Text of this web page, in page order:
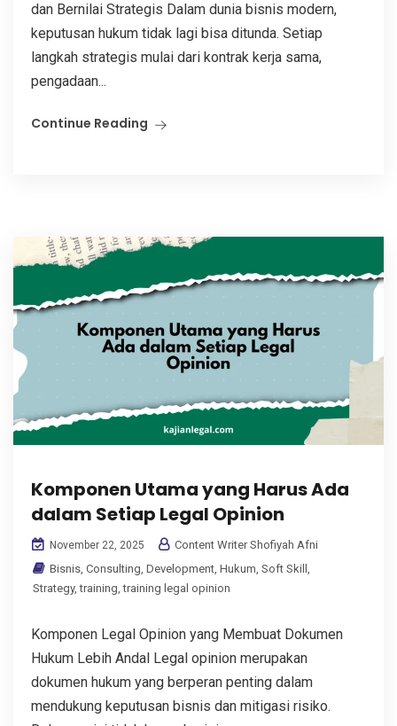
dan Bernilai Strategis Dalam dunia bisnis modern,
keputusan hukum tidak lagi bisa ditunda. Setiap
langkah strategis mulai dari kontrak kerja sama,
pengadaan...
Continue Reading
Komponen Utama yang Harus Ada
dalam Setiap Legal Opinion
November 22, 2025
Content Writer Shofiyah Afni
Bisnis, Consulting, Development, Hukum, Soft Skill ,
Strategy,training,training legal opinion
Komponen Legal Opinion yang Membuat Dokumen
Hukum Lebih Andal Legal opinion merupakan
dokumen hukum yang berperan penting dalam
mendukung keputusan bisnis dan mitigasi risiko.